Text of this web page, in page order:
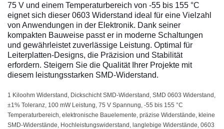
75 V und einem Temperaturbereich von -55 bis 155 °C
eignet sich dieser 0603 Widerstand ideal für eine Vielzahl
von Anwendungen in der Elektronik. Dank seiner
kompakten Bauweise passt er in moderne Schaltungen
und gewährleistet zuverlässige Leistung. Optimal für
Leiterplatten-Designs, die Präzision und Stabilität
erfordern. Steigern Sie die Qualität Ihrer Projekte mit
diesem leistungsstarken SMD-Widerstand.
1 Kiloohm Widerstand, Dickschicht SMD-Widerstand, SMD 0603 Widerstand,
±1% Toleranz, 100 mW Leistung, 75 V Spannung, -55 bis 155 °C
Temperaturbereich, elektronische Bauelemente, präzise Widerstände, kleine
SMD-Widerstände, Hochleistungswiderstand, langlebige Widerstände, 0603